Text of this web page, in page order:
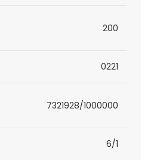
200
0221
7321928/1000000
6/1